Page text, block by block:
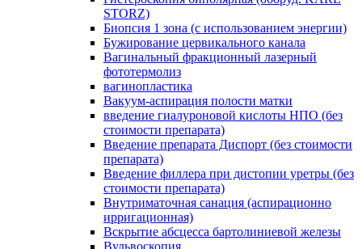
STORZ)
Биопсия 1 зона (с использованием энергии)
Бужирование цервикального канала
Вагинальный фракционный лазерный
фототермолиз
вагинопластика
Вакуум-аспирация полости матки
введение гиалуроновой кислоты НПО (без
стоимости препарата)
Введение препарата Диспорт (без стоимости
препарата)
Введение филлера при дистопии уретры (без
стоимости препарата)
Внутриматочная санация (аспирационно
ирригационная)
Вскрытие абсцесса бартолиниевой железы
Вульвоскопия